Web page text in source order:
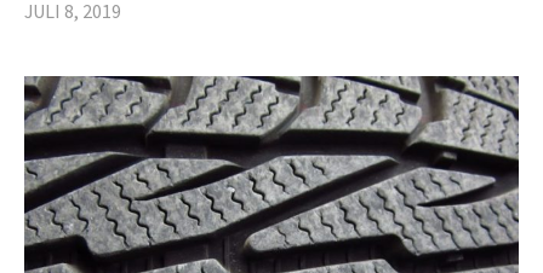
JULI 8, 2019